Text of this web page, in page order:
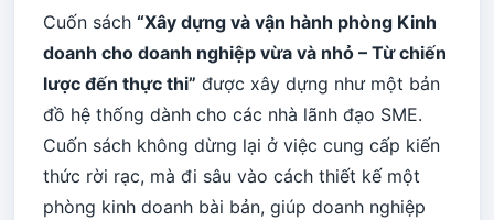
Cuốn sách “Xây dựng và vận hành phòng Kinh
doanh cho doanh nghiệp vừa và nhỏ – Từ chiến
lược đến thực thi” được xây dựng như một bản
đồ hệ thống dành cho các nhà lãnh đạo SME.
Cuốn sách không dừng lại ở việc cung cấp kiến
thức rời rạc, mà đi sâu vào cách thiết kế một
phòng kinh doanh bài bản, giúp doanh nghiệp